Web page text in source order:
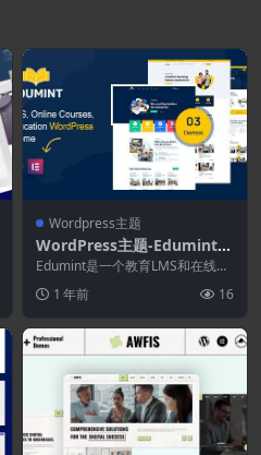
Wordpress主题
WordPress主题-Edumint
1.0.4–LMS.在线课程.教育W
ordPress主题
Edumint是一个教育LMS和在线课
有出...1 年前 16